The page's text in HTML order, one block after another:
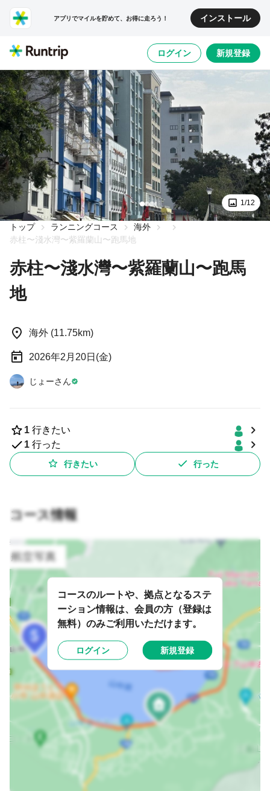
アプリでマイルを貯めて、お得に走ろう！ インストール
ログイン 新規登録
1/12
トップ ランニングコース
海外
赤柱〜淺水灣〜紫羅蘭山〜跑馬地
赤柱〜淺水灣〜紫羅蘭山〜跑馬
地
海外 (11.75km)
2026年2月20日(金)
じょーさん
1 行きたい
1 行った
行きたい 行った
コース情報
コースのルートや、拠点となるステ
ーション情報は、会員の方（登録は
無料）のみご利用いただけます。
ログイン 新規登録